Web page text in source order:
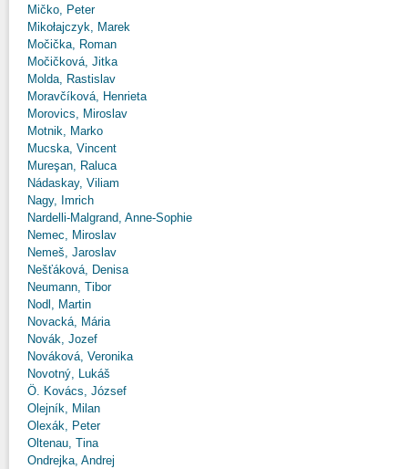
Mičko, Peter
Mikołajczyk, Marek
Močička, Roman
Močičková, Jitka
Molda, Rastislav
Moravčíková, Henrieta
Morovics, Miroslav
Motnik, Marko
Mucska, Vincent
Mureşan, Raluca
Nádaskay, Viliam
Nagy, Imrich
Nardelli-Malgrand, Anne-Sophie
Nemec, Miroslav
Nemeš, Jaroslav
Nešťáková, Denisa
Neumann, Tibor
Nodl, Martin
Novacká, Mária
Novák, Jozef
Nováková, Veronika
Novotný, Lukáš
Ö. Kovács, József
Olejník, Milan
Olexák, Peter
Oltenau, Tina
Ondrejka, Andrej